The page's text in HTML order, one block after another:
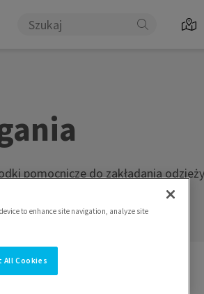
pomocnicze do zakładania
to enhance site navigation, analyze site
All Cookies